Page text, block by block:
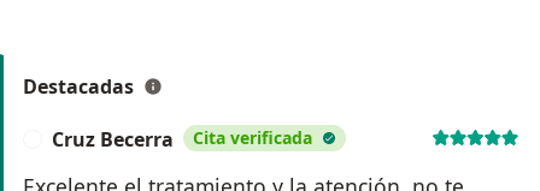
Destacadas
Cruz Becerra Cita verificada